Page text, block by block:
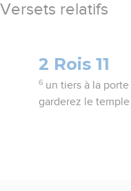
Versets relatifs
2 Rois 11
6 un tiers à la
garderez le